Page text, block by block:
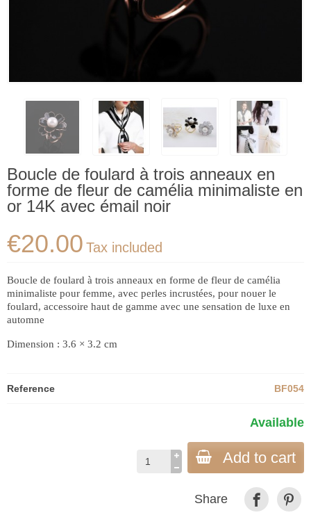
Boucle de foulard à trois anneaux en
forme de fleur de camélia minimaliste en
or 14K avec émail noir
€20.00 Tax included
Boucle de foulard à trois anneaux en forme de fleur de camélia
minimaliste pour femme, avec perles incrustées, pour nouer le
foulard, accessoire haut de gamme avec une sensation de luxe en
automne
Dimension : 3.6 × 3.2 cm
Reference BF054
Available
Add to cart
Share